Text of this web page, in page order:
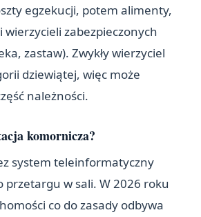
egzekucji, potem alimenty,
zabezpieczonych
zastaw). Zwykły wierzyciel
dziewiątej, więc może
należności.
komornicza?
system teleinformatyczny
przetargu w sali. W 2026 roku
co do zasady odbywa